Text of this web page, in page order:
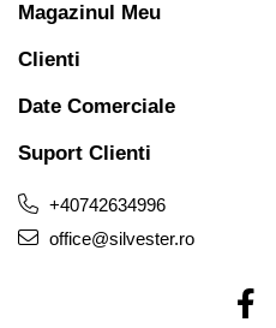
Magazinul Meu
Clienti
Date Comerciale
Suport Clienti
+40742634996
office@silvester.ro